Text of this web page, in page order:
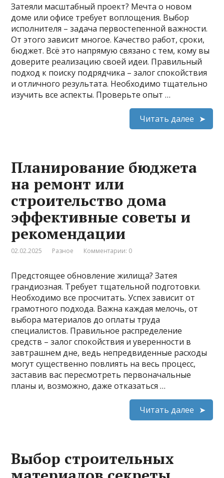
Затеяли масштабный проект? Мечта о новом
доме или офисе требует воплощения. Выбор
исполнителя – задача первостепенной важности.
От этого зависит многое. Качество работ, сроки,
бюджет. Всё это напрямую связано с тем, кому вы
доверите реализацию своей идеи. Правильный
подход к поиску подрядчика – залог спокойствия
и отличного результата. Необходимо тщательно
изучить все аспекты. Проверьте опыт …
Читать далее
Планирование бюджета
на ремонт или
строительство дома
эффективные советы и
рекомендации
02.02.2025 Разное Комментарии: 0
Предстоящее обновление жилища? Затея
грандиозная. Требует тщательной подготовки.
Необходимо все просчитать. Успех зависит от
грамотного подхода. Важна каждая мелочь, от
выбора материалов до оплаты труда
специалистов. Правильное распределение
средств – залог спокойствия и уверенности в
завтрашнем дне, ведь непредвиденные расходы
могут существенно повлиять на весь процесс,
заставив вас пересмотреть первоначальные
планы и, возможно, даже отказаться …
Читать далее
Выбор строительных